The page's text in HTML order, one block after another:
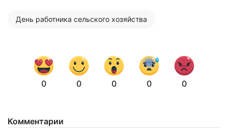
День работника сельского хозяйства
0 0 0 0 0
Комментарии
соглашаетесь с
политикой конфиденциальности